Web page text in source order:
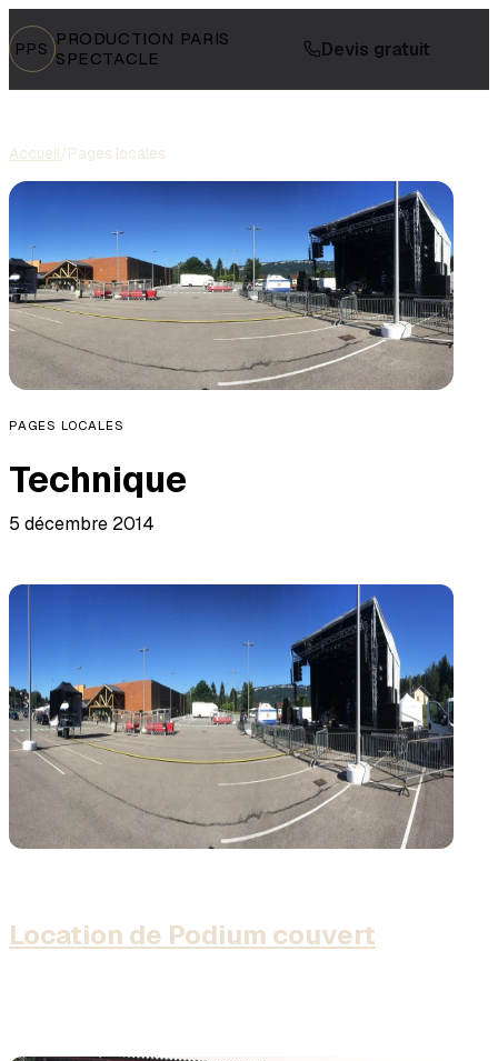
PPS PRODUCTION PARIS
SPECTACLE
Devis gratuit
Accueil/Pages locales
PAGES LOCALES
Technique
5 décembre 2014
Location de Podium couvert